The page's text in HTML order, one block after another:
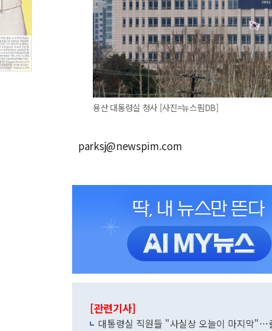
용산 대통령실 청사 [사진=뉴스핌DB]
parksj@newspim.com
[관련기사]
대통령실 직원들 "사실상 오늘이 마지막"…